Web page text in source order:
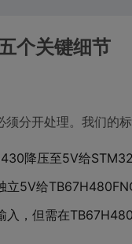
个关键细节
分开处理。我们的标
降压至5V给
立5V给
入，但需在